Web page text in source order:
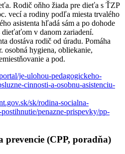
Rodič oňho žiada pre dieťa s ŤZP
vecí a rodiny podľa miesta trvalého
asistenta hľadá sám a po dohode
v danom zariadení.
dostáva rodič od úradu. Pomáha
hygiena, obliekanie,
a pod.
je-ulohou-pedagogickeho-
cinnosti-a-osobnu-asistenciu-
sk/rodina-socialna-
penazne-prispevky/pp-
prevencie (CPP, poradňa)